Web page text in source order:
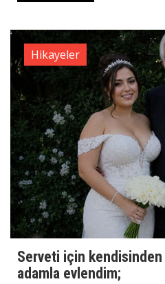
Hikayeler
Serveti için
adamla evlendim;